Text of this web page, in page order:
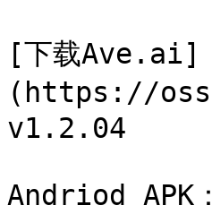
[下载Ave.ai]
(https://
v1.2.04
Andriod APK：